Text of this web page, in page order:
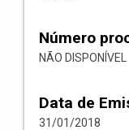
Número
NÃO DISPONÍVEL
Data de
31/01/2018